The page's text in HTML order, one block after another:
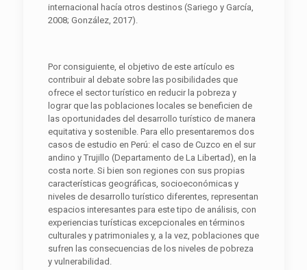
internacional hacía otros destinos (Sariego y García,
2008; González, 2017).
Por consiguiente, el objetivo de este artículo es
contribuir al debate sobre las posibilidades que
ofrece el sector turístico en reducir la pobreza y
lograr que las poblaciones locales se beneficien de
las oportunidades del desarrollo turístico de manera
equitativa y sostenible. Para ello presentaremos dos
casos de estudio en Perú: el caso de Cuzco en el sur
andino y Trujillo (Departamento de La Libertad), en la
costa norte. Si bien son regiones con sus propias
características geográficas, socioeconómicas y
niveles de desarrollo turístico diferentes, representan
espacios interesantes para este tipo de análisis, con
experiencias turísticas excepcionales en términos
culturales y patrimoniales y, a la vez, poblaciones que
sufren las consecuencias de los niveles de pobreza
y vulnerabilidad.